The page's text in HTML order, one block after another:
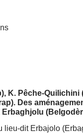
K. Pêche-Quilichini
Des
lieu-dit Erbajolo